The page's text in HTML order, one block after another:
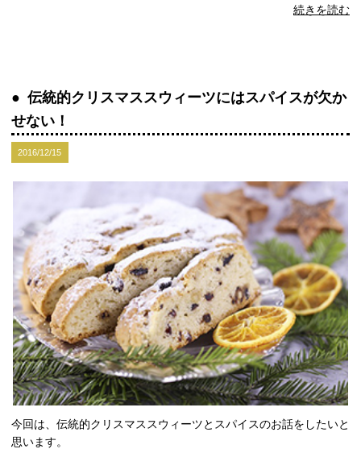
続きを読む
伝統的クリスマススウィーツにはスパイスが欠か
せない！
2016/12/15
今回は、伝統的クリスマススウィーツとスパイスのお話をしたいと
思います。